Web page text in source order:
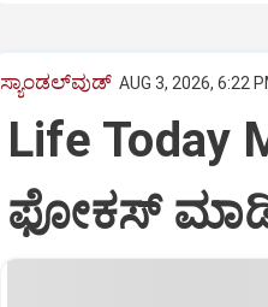
ಸ್ಯಾಂಡಲ್‌ವುಡ್‌ AUG 3, 2026, 6:22
Life
ಫೋಕಸ್‌